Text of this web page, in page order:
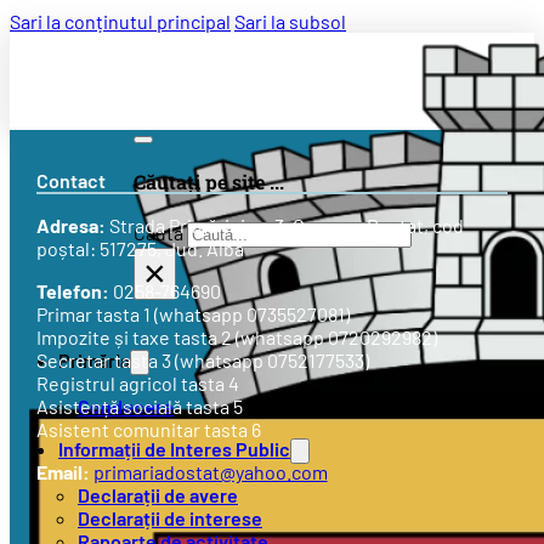
Sari la conținutul principal Sari la subsol
Căutați pe site ...
Caută
×
Primăria
Conducere
Informații de Interes Public
Declarații de avere
Declarații de interese
Contact
Adresa: StradaPrimăriei nr. 3, Comuna Doștat, cod
poștal: 517275, Jud. Alba
Telefon: 0258-764690
Primar tasta 1 (whatsapp 0735527081)
Impozite și taxe tasta 2 (whatsapp 0720292982)
Secretar tasta 3 (whatsapp 0752177533)
Registrul agricol tasta 4
Asistență socială tasta 5
Asistent comunitar tasta 6
Email: primariadostat@yahoo.com